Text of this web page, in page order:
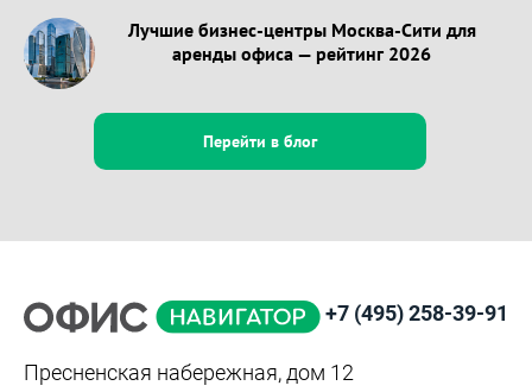
Лучшие бизнес-центры Москва-Сити для
аренды офиса — рейтинг 2026
Перейти в блог
+7 (495) 258-39-91
Пресненская набережная, дом 12